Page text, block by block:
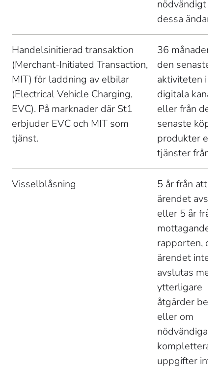
nödvändigt
dessa
Handelsinitierad transaktion
(Merchant-Initiated Transaction,
MIT) för laddning av elbilar
(Electrical Vehicle Charging,
EVC). På marknader där St1
erbjuder EVC och MIT som
tjänst.
36 månader
den senaste
aktiviteten i
digitala
eller från det
senaste
produkter
tjänster från
Visselblåsning
5 år från att
ärendet
eller 5 år från
mottagandet
rapporten,
ärendet inte
avslutas men
ytterligare
åtgärder
eller om
nödvändiga
uppgifter inte